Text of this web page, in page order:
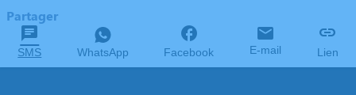
Partager
SMS WhatsApp Facebook E-mail Lien